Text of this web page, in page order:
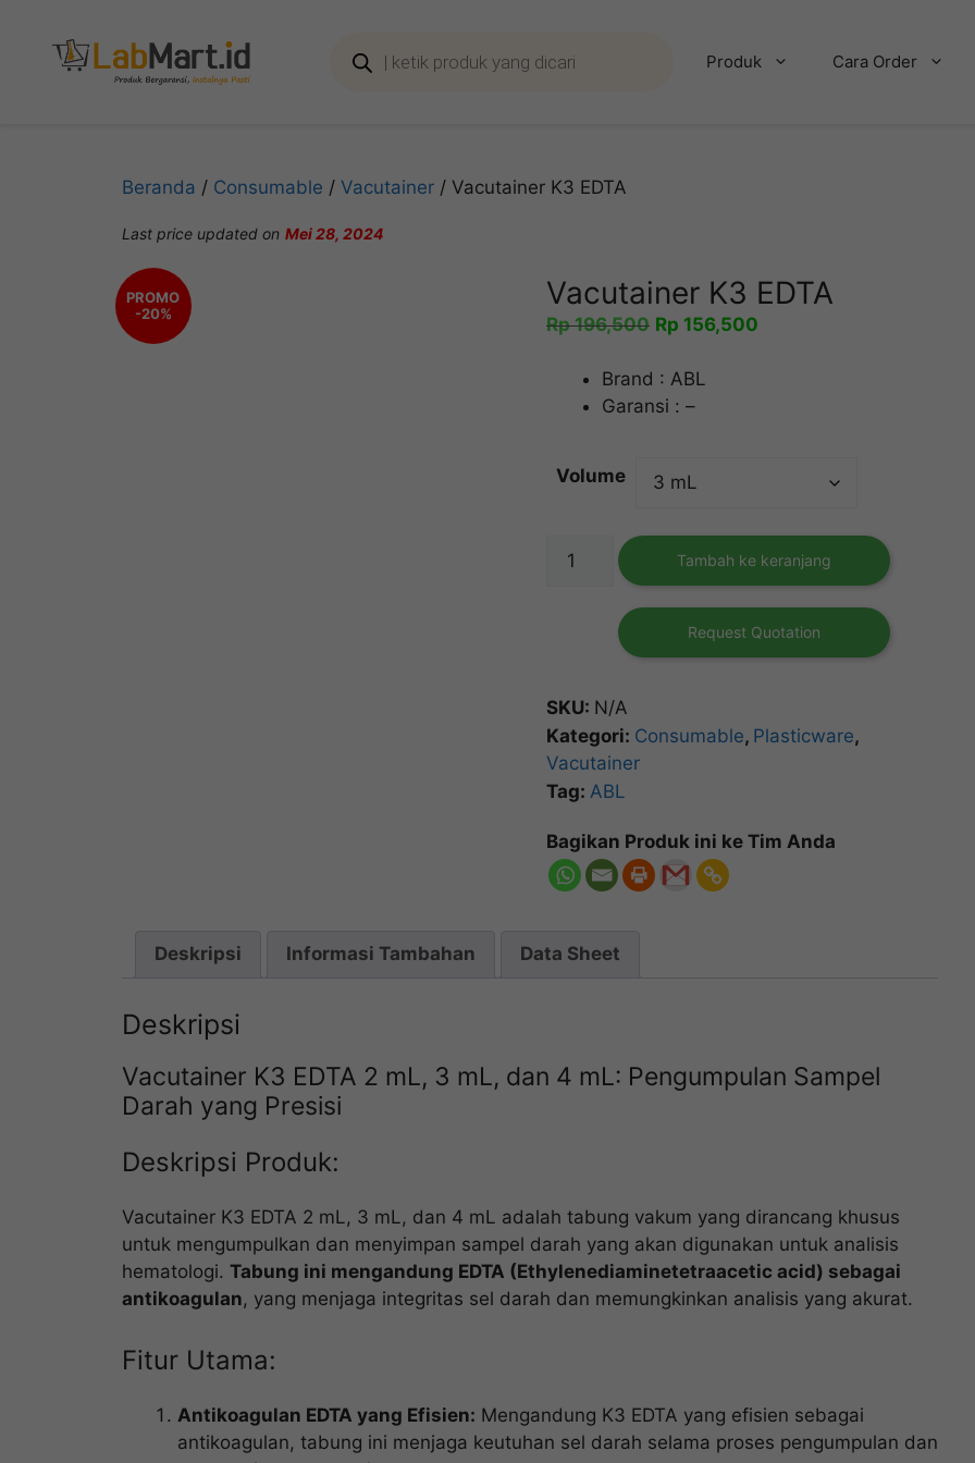
search
Produk Cara Order
Beranda / Consumable / Vacutainer / Vacutainer K3 EDTA
Last price updated on Mei 28, 2024
PROMO
-20%
Vacutainer K3 EDTA
Rp196,500 Harga
adalah:
Rp 196,500.
Rp 156,500
Brand : ABL
Garansi : –
Volume
Kuantitas
Vacutainer
Tambah ke keranjang
Request Quotation
SKU: N/A
Kategori: Consumable, Plasticware,
Vacutainer
Tag: ABL
Bagikan Produk ini ke Tim Anda
Deskripsi Informasi Tambahan Data Sheet
Deskripsi
Vacutainer K3 EDTA 2 mL, 3 mL, dan 4 mL: Pengumpulan Sampel
Darah yang Presisi
Deskripsi Produk:
Vacutainer K3 EDTA 2 mL, 3 mL, dan 4 mL adalah tabung vakum yang dirancang khusus
untuk mengumpulkan dan menyimpan sampel darah yang akan digunakan untuk analisis
hematologi. Tabung ini mengandung EDTA (Ethylenediaminetetraacetic acid) sebagai
antikoagulan, yang menjaga integritas sel darah dan memungkinkan analisis yang akurat.
Fitur Utama:
Antikoagulan EDTA yang Efisien: Mengandung K3 EDTA yang efisien sebagai
antikoagulan, tabung ini menjaga keutuhan sel darah selama proses pengumpulan dan